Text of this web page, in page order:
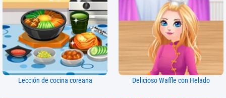
Lección de cocina coreana Delicioso Waffle con Helado